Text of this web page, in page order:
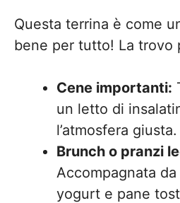
Questa terrina è come
bene per tutto! La trovo
Cene importanti:
un letto di
l’atmosfera giusta.
Brunch o pranzi
Accompagnata
yogurt e pane